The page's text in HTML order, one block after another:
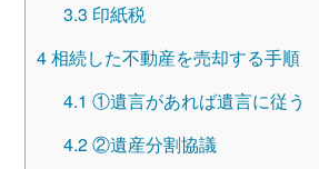
3.3 印紙税
4相続した不動産を売却する手順
4.1 ①遺言があれば遺言に従う
4.2②遺産分割協議